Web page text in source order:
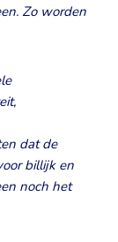
Zo worden
dat de
billijk en
noch het